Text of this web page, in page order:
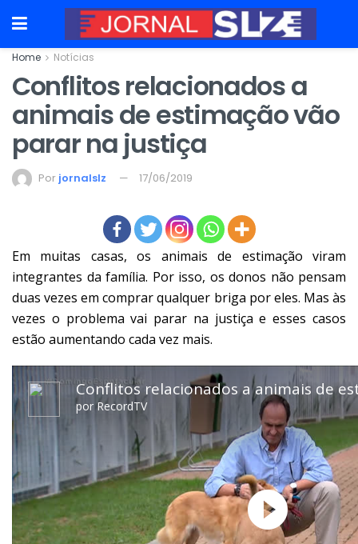
Home Notícias
Conflitos relacionados a
animais de estimação vão
parar na justiça
Por jornalslz 17/06/2019
Em muitas casas, os animais de estimação viram
integrantes da família. Por isso, os donos não pensam
duas vezes em comprar qualquer briga por eles. Mas às
vezes o problema vai parar na justiça e esses casos
estão aumentando cada vez mais.